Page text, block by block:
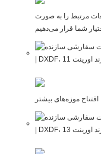
مرتبط را به صورت